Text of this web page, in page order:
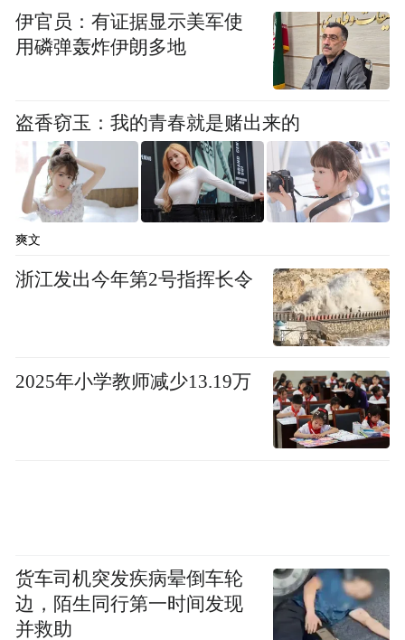
常办事项能集中办理，还有专人指导，工作
人员非常耐心友好。这让外国人在佛山生活
工作更便利。这里政务服务越来越便捷高
效，我一定会推荐给其他外国朋友。”他笑着
说。
聚焦涉外需求
构建“3+1”国际化服务体系
为全面落实国务院、省、市关于落实“高效办
成一件事”的重要部署，助力企业降本、人才
联动公安、经科、人社、市监、税务等部
门，围绕外籍人才和外资企业全生命周期，
通过优化机制、精简流程，以 “事项清单化、
涉外服务一支队伍，有力促进企业更好发
展，人才办事提质增效。
伊官员：有证据显示美军使
用磷弹轰炸伊朗多地
盗香窃玉：我的青春就是赌出来的
爽文
浙江发出今年第2号指挥长令
2025年小学教师减少13.19万
货车司机突发疾病晕倒车轮
边，陌生同行第一时间发现
并救助